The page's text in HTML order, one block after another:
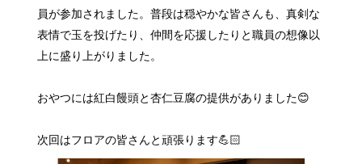
員が参加されました。普段は穏やかな皆さんも、真剣な
表情で玉を投げたり、仲間を応援したりと職員の想像以
上に盛り上がりました。
おやつには紅白饅頭と杏仁豆腐の提供がありました😊
次回はフロアの皆さんと頑張ります💪🏻